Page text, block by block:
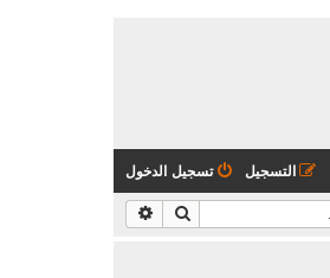
تسجيل الدخول التسجيل
بحث